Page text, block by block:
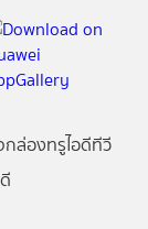
กล่องทรูไอดีทีวี